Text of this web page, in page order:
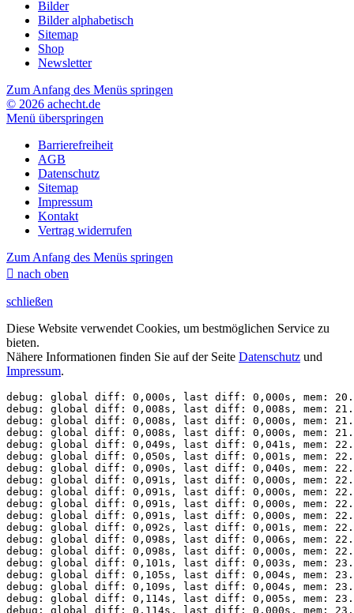
Bilder
Bilder alphabetisch
Sitemap
Shop
Newsletter
Zum Anfang des Menüs springen
© 2026 achecht.de
Menü überspringen
Barrierefreiheit
AGB
Datenschutz
Sitemap
Impressum
Kontakt
Vertrag widerrufen
Zum Anfang des Menüs springen
 nach oben
schließen
Diese Website verwendet Cookies, um bestmöglichen Service zu
bieten.
Nähere Informationen finden Sie auf der Seite Datenschutz und
Impressum.
debug: global diff: 0,000s, last diff: 0,000s, mem:
debug: global diff: 0,008s, last diff: 0,008s, mem:
debug: global diff: 0,008s, last diff: 0,000s, mem:
debug: global diff: 0,008s, last diff: 0,000s, mem:
debug: global diff: 0,049s, last diff: 0,041s, mem:
debug: global diff: 0,050s, last diff: 0,001s, mem:
debug: global diff: 0,090s, last diff: 0,040s, mem:
debug: global diff: 0,091s, last diff: 0,000s, mem:
debug: global diff: 0,091s, last diff: 0,000s, mem:
debug: global diff: 0,091s, last diff: 0,000s, mem:
debug: global diff: 0,091s, last diff: 0,000s, mem:
debug: global diff: 0,092s, last diff: 0,001s, mem:
debug: global diff: 0,098s, last diff: 0,006s, mem:
debug: global diff: 0,098s, last diff: 0,000s, mem:
debug: global diff: 0,101s, last diff: 0,003s, mem:
debug: global diff: 0,105s, last diff: 0,004s, mem:
debug: global diff: 0,109s, last diff: 0,004s, mem:
debug: global diff: 0,114s, last diff: 0,005s, mem:
debug: global diff: 0,114s, last diff: 0,000s, mem: